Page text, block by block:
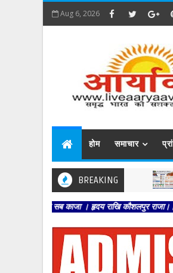
Aug 6, 2026
होम समाचार
BREAKING आलेख
कीजै सब काजा । हृदय राखि कौशलपुर राजा।। -- मंगल